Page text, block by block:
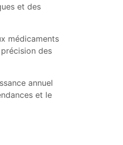
et des
médicaments
des
annuel
et le